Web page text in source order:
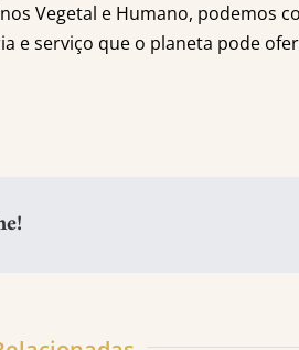
Vegetal e Humano, podemos
e serviço que o planeta pode